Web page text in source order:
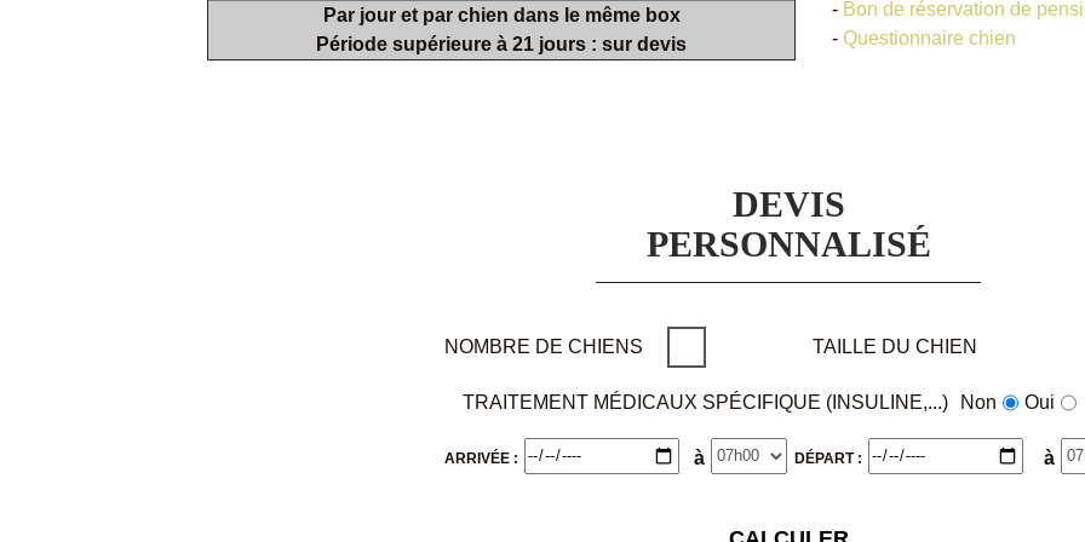
Par jour et par chien dans le même box
Période supérieure à 21 jours : sur devis
- Bon de réservation de
- Questionnaire chien
DEVIS
PERSONNALISÉ
NOMBRE DE CHIENS TAILLE DU CHIEN
TRAITEMENT MÉDICAUX SPÉCIFIQUE (INSULINE,...) Non Oui
ARRIVÉE : à DÉPART : à